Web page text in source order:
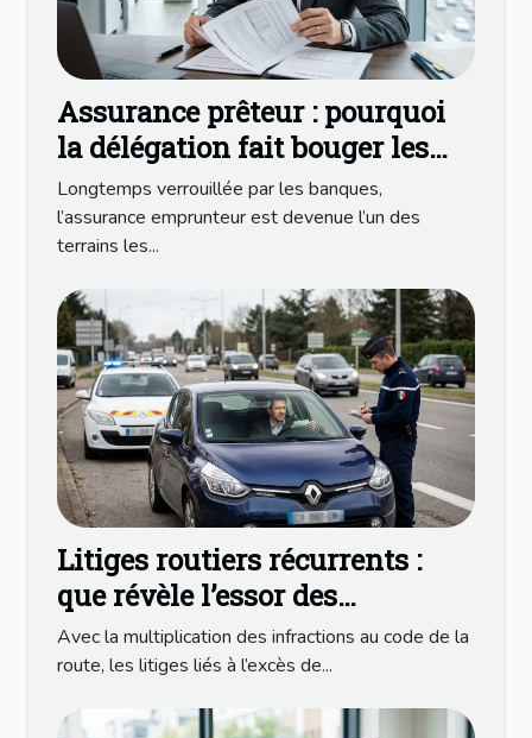
Assurance prêteur : pourquoi
la délégation fait bouger les
lignes du marché
Longtemps verrouillée par les banques,
l’assurance emprunteur est devenue l’un des
terrains les...
Litiges routiers récurrents :
que révèle l’essor des
poursuites pour excès de
vitesse ?
Avec la multiplication des infractions au code de la
route, les litiges liés à l’excès de...